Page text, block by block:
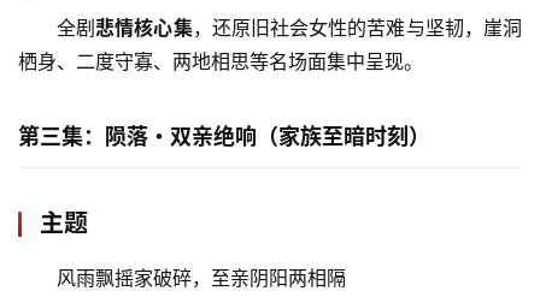
全剧悲情核心集，还原旧社会女性的苦难与坚韧，崖洞
栖身、二度守寡、两地相思等名场面集中呈现。
第三集：陨落・双亲绝响（家族至暗时刻）
主题
风雨飘摇家破碎，至亲阴阳两相隔